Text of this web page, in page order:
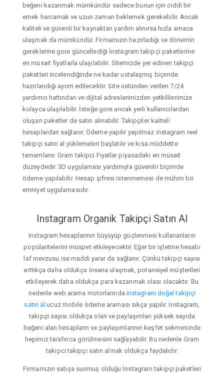
beğeni kazanmak mümkündür sadece bunun için ciddi bir
emek harcamak ve uzun zaman beklemek gerekebilir. Ancak
kaliteli ve güvenli bir kaynaktan yardım alınırsa hızla amaca
ulaşmak da mümkündür. Firmamızın hazırladığı ve dönemin
gereklerine gore güncellediği İnstagram takipçi paketlerine
en müsait fiyatlarla ulaşılabilir. Sitemizde yer edinen takipçi
paketleri incelendiğinde ne kadar ustalaşmış biçimde
hazırlandığı ayrım edilecektir. Site üstünden verilen 7/24
yardımcı hattından ve dijital adreslerimizden yetkililerimize
kolayca ulaşılabilir. İsteğe gore ancak yerli kullanıcılardan
oluşan paketler de satın alınabilir. Takipçiler kaliteli
hesaplardan sağlanır. Ödeme yapılır yapılmaz instagram reel
takipçi satın al yüklemeleri başlatılır ve kısa müddette
tamamlanır. Gram takipci Fiyatlar piyasadaki en müsait
düzeydedir. 3D uygulaması yardımıyla güvenilir biçimde
ödeme yapılabilir. Hesap şifresi istenmemesi de mühim bir
emniyet uygulamasıdır.
Instagram Organik Takipçi Satın Al
Instagram hesaplarının büyüyüp güçlenmesi kullananların
popülaritelerini müspet etkileyecektir. Eğer bir işletme hesabı
laf mevzusu ise maddi yarar da sağlanır. Çünkü takipçi sayısı
arttıkça daha oldukça insana ulaşmak, potansiyel müşterileri
etkileyerek daha oldukça para kazanmak olası olacaktır. Bu
nedenle web arama motorlarında instagram doğal takipçi
satın al ucuz mobile ödeme araması sıkça yapılır. Instagram,
takipçi sayısı oldukça olan ve paylaşımları yüksek sayıda
beğeni alan hesapların ve paylaşımlarının keşfet sekmesinde
hepimiz tarafınca görülmesini sağlayabilir. Bu nedenle Gram
takipci takipçi satın almak oldukça faydalıdır.
Firmamızın satışa sunmuş olduğu İnstagram takipçi paketleri